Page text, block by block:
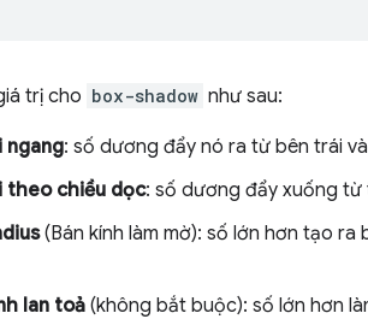
trị cho box-shadow như sau:
ngang: số dương đẩy nó ra từ bên trái
theo chiều dọc: số dương đẩy xuống từ
(Bán kính làm mờ): số lớn hơn tạo
lan toả (không bắt buộc): số lớn hơn